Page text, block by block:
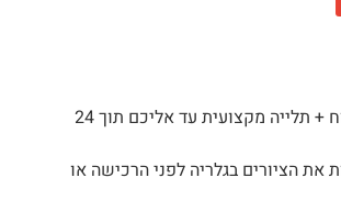
ניתן להזמין משלוח + תלייה מקצועית עד אליכם תוך 24
את הציורים בגלריה לפני הרכישה או